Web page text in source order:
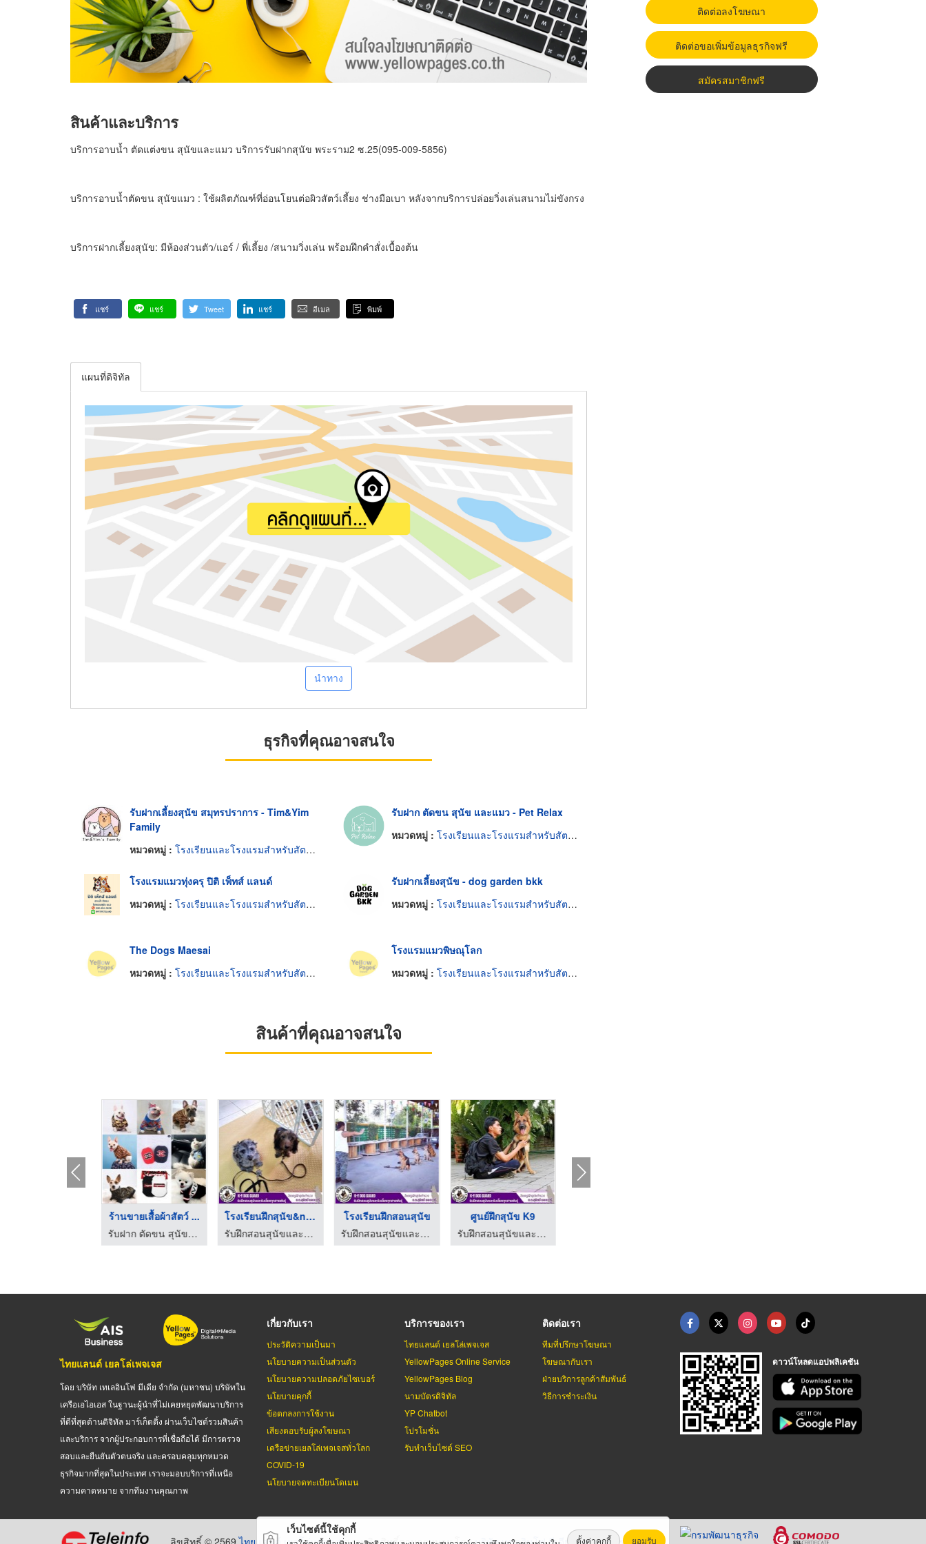
สินค้าและบริการ
บริการอาบน้ำ ตัดแต่งขน สุนัขและแมว บริการรับฝากสุนัข พระราม2 ซ.25(095-009-5856)
บริการอาบน้ำตัดขน สุนัขแมว : ใช้ผลิตภัณฑ์ที่อ่อนโยนต่อผิวสัตว์เลี้ยง ช่างมือเบา หลังจากบริการปล่อยวิ่งเล่นสนามไม่ขังกรง
บริการฝากเลี้ยงสุนัข: มีห้องส่วนตัว/แอร์ / พี่เลี้ยง /สนามวิ่งเล่น พร้อมฝึกคำสั่งเบื้องต้น
แชร์ แชร์ Tweet แชร์ อีเมล พิมพ์
แผนที่ดิจิทัล
นำทาง
ธุรกิจที่คุณอาจสนใจ
รับฝากเลี้ยงสุนัข สมุทรปราการ - Tim&Yim
Family
หมวดหมู่ : โรงเรียนและโรงแรมสำหรับสัตว์เลี้ยง
รับฝาก ตัดขน สุนัข และแมว - Pet Relax
หมวดหมู่ : โรงเรียนและโรงแรมสำหรับสัตว์เลี้ยง
โรงแรมแมวทุ่งครุ ปิติ เพ็ทส์ แลนด์
หมวดหมู่ : โรงเรียนและโรงแรมสำหรับสัตว์เลี้ยง
รับฝากเลี้ยงสุนัข - dog garden bkk
หมวดหมู่ : โรงเรียนและโรงแรมสำหรับสัตว์เลี้ยง
The Dogs Maesai
หมวดหมู่ : โรงเรียนและโรงแรมสำหรับสัตว์เลี้ยง
โรงแรมแมวพิษณุโลก
หมวดหมู่ : โรงเรียนและโรงแรมสำหรับสัตว์เลี้ยง
สินค้าที่คุณอาจสนใจ
ร้านขายเสื้อผ้าสัตว์ ...
รับฝาก ตัดขน สุนัข และแมว - Pet Relax
โรงเรียนฝึกสุนัข&nbsp;ราค ...
รับฝึกสอนสุนัขและรับเลี้ยงทุกสายพันธุ์
โรงเรียนฝึกสอนสุนัข
รับฝึกสอนสุนัขและรับเลี้ยงทุกสายพันธุ์
ศูนย์ฝึกสุนัข K9
รับฝึกสอนสุนัขและรับเลี้ยงทุกสายพันธุ์
ติดต่อลงโฆษณา
ติดต่อขอเพิ่มข้อมูลธุรกิจฟรี
สมัครสมาชิกฟรี
ไทยแลนด์ เยลโล่เพจเจส
โดย บริษัท เทเลอินโฟ มีเดีย จำกัด (มหาชน) บริษัทใน
เครือเอไอเอส ในฐานะผู้นำที่ไม่เคยหยุดพัฒนาบริการ
ที่ดีที่สุดด้านดิจิทัล มาร์เก็ตติ้ง ผ่านเว็บไซต์รวมสินค้า
และบริการ จากผู้ประกอบการที่เชื่อถือได้ มีการตรวจ
สอบและยืนยันตัวตนจริง และครอบคลุมทุกหมวด
ธุรกิจมากที่สุดในประเทศ เราจะมอบบริการที่เหนือ
ความคาดหมาย จากทีมงานคุณภาพ
เกี่ยวกับเรา
ประวัติความเป็นมา
นโยบายความเป็นส่วนตัว
นโยบายความปลอดภัยไซเบอร์
นโยบายคุกกี้
ข้อตกลงการใช้งาน
เสียงตอบรับผู้ลงโฆษณา
เครือข่ายเยลโล่เพจเจสทั่วโลก
COVID-19
นโยบายจดทะเบียนโดเมน
บริการของเรา
ไทยแลนด์ เยลโล่เพจเจส
YellowPages Online Service
YellowPages Blog
นามบัตรดิจิทัล
YP Chatbot
โปรโมชั่น
รับทำเว็บไซต์ SEO
ติดต่อเรา
ทีมที่ปรึกษาโฆษณา
โฆษณากับเรา
ฝ่ายบริการลูกค้าสัมพันธ์
วิธีการชำระเงิน
ดาวน์โหลดแอปพลิเคชัน
เว็บไซต์นี้ใช้คุกกี้
ตั้งค่าคุกกี้ ยอมรับ